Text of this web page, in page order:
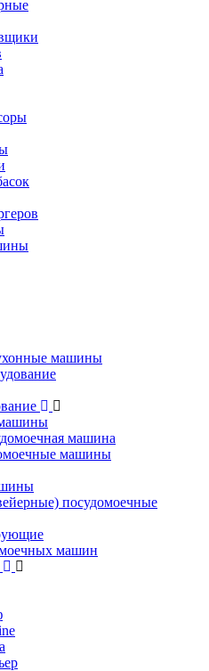
машины
машина
машины
посудомоечные
машин